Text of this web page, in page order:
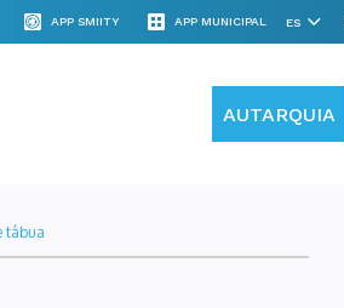
APP SMIITY APP MUNICIPAL
AUTARQUIA